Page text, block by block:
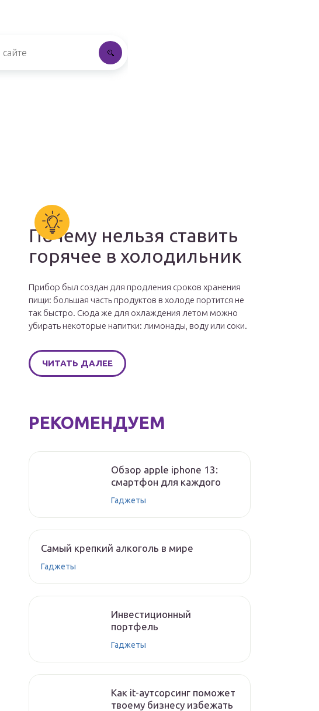
Почему нельзя ставить
горячее в холодильник
Прибор был создан для продления сроков хранения
пищи: большая часть продуктов в холоде портится не
так быстро. Сюда же для охлаждения летом можно
убирать некоторые напитки: лимонады, воду или соки.
ЧИТАТЬ ДАЛЕЕ
РЕКОМЕНДУЕМ
Обзор apple iphone 13:
смартфон для каждого
Гаджеты
Самый крепкий алкоголь в мире
Гаджеты
Инвестиционный
портфель
Гаджеты
Как it-аутсорсинг поможет
твоему бизнесу избежать